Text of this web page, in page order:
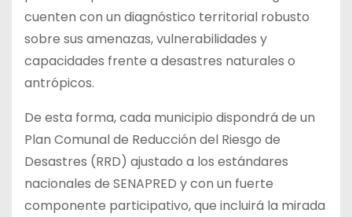
cuenten con un diagnóstico territorial robusto
sobre sus amenazas, vulnerabilidades y
capacidades frente a desastres naturales o
antrópicos.
De esta forma, cada municipio dispondrá de un
Plan Comunal de Reducción del Riesgo de
Desastres (RRD) ajustado a los estándares
nacionales de SENAPRED y con un fuerte
componente participativo, que incluirá la mirada